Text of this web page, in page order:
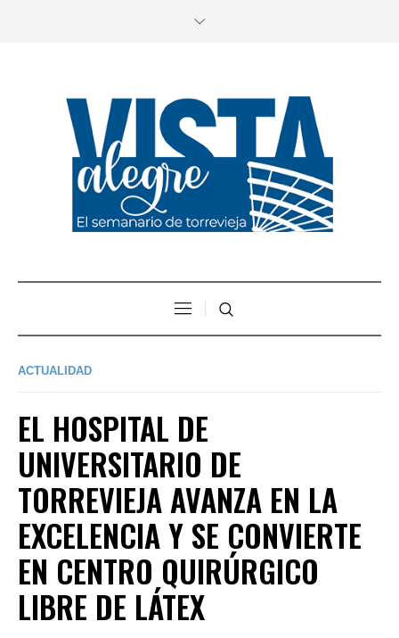
ACTUALIDAD
EL HOSPITAL DE
UNIVERSITARIO DE
TORREVIEJA AVANZA EN LA
EXCELENCIA Y SE CONVIERTE
EN CENTRO QUIRÚRGICO
LIBRE DE LÁTEX